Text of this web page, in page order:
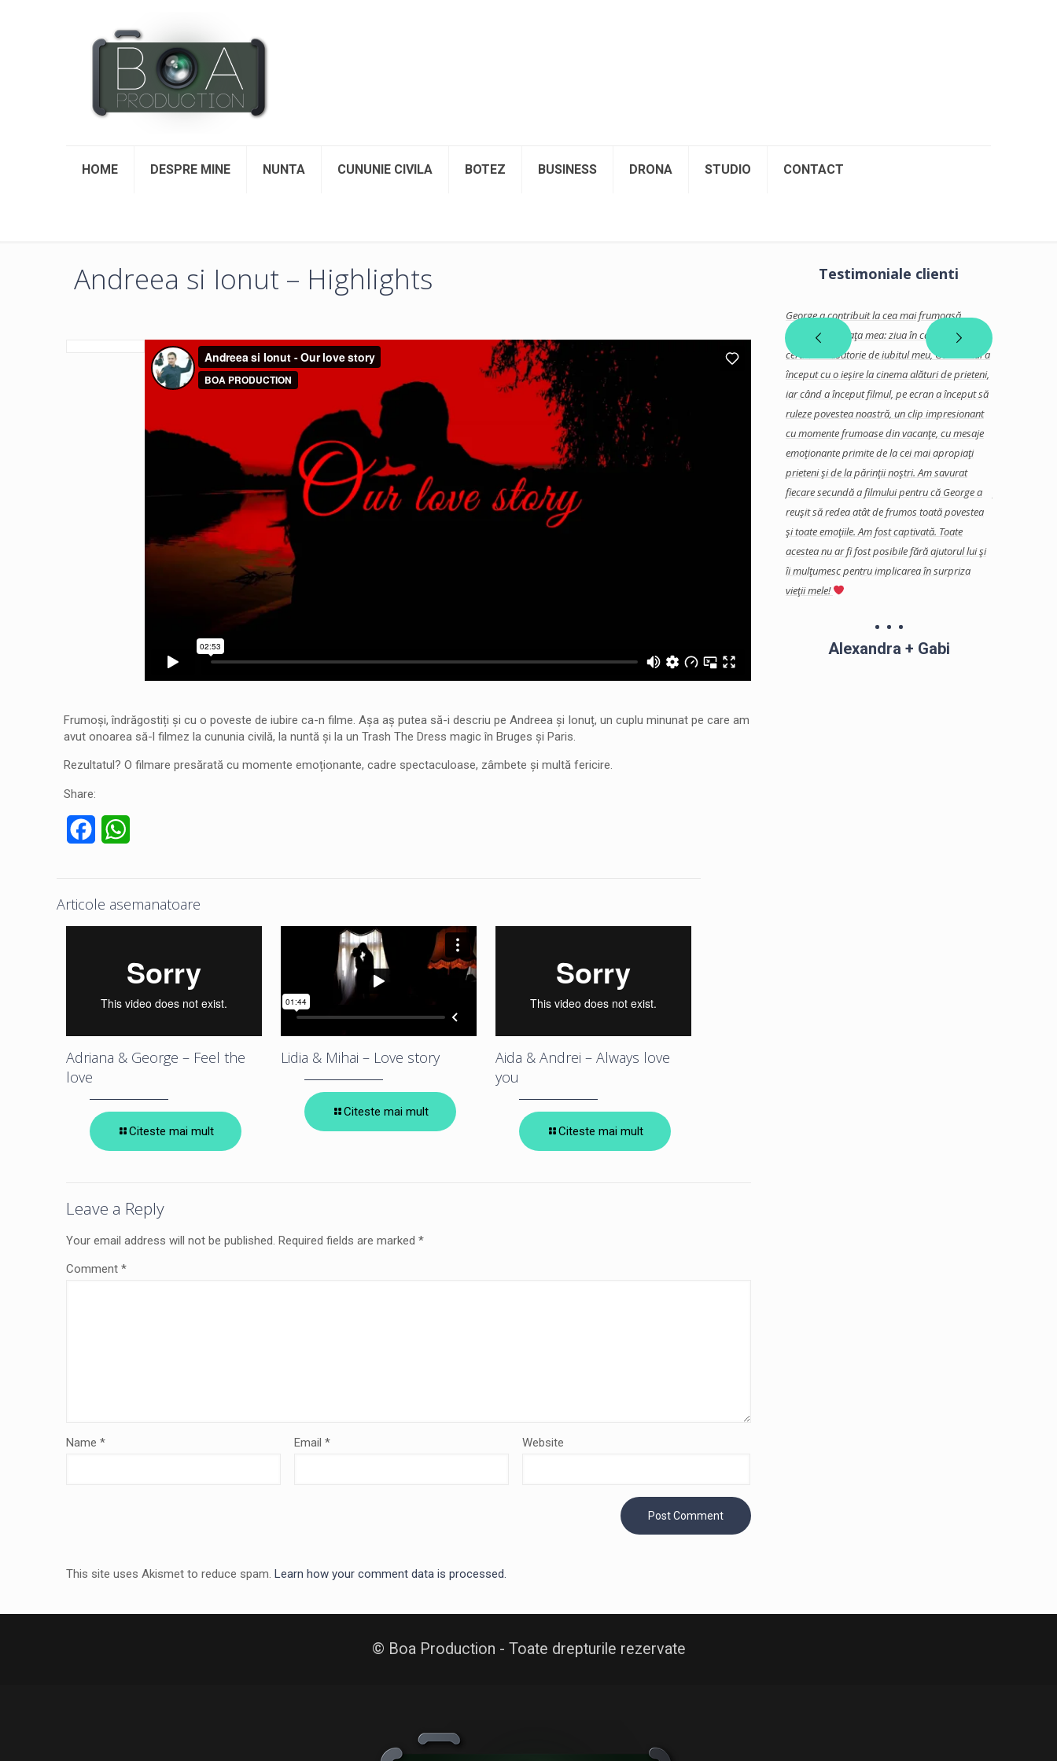
HOME DESPRE MINE NUNTA CUNUNIE CIVILA BOTEZ BUSINESS DRONA STUDIO CONTACT
Andreea si Ionut – Highlights
Frumoși, îndrăgostiți și cu o poveste de iubire ca-n filme. Așa aș putea să-i descriu pe Andreea și Ionuț, un cuplu minunat pe care am
avut onoarea să-l filmez la cununia civilă, la nuntă și la un Trash The Dress magic în Bruges și Paris.
Rezultatul? O filmare presărată cu momente emoționante, cadre spectaculoase, zâmbete și multă fericire.
Share:
Facebook
Articole asemanatoare
Adriana & George – Feel the
love
Citeste mai mult
Lidia & Mihai – Love story
Citeste mai mult
Aida & Andrei – Always love
you
Citeste mai mult
Leave a Reply
Your email address will not be published. Required fields are marked *
Comment *
Name * Email* Website
This site uses Akismet to reduce spam. Learn how your comment data is processed.
Testimoniale clienti
nunta! Am primit filmarea si ne-a placut foarte
mult. Dupa ce am vazut filmarea ne-am dat
seama cum a fost nunta, pentru ca in ziua
nuntii nu prea am fost constienti de ce se
intampla in jurul nostru. Buna impresie pe care
am avut-o dupa nunta este aceeasi pe care am
simtit-o si cand am vazut filmarea, si suntem
extrem de multumiti! Iti dorim numai bine si
mult succes in continuare!
George a contribuit la cea mai frumoasă
surpriză din viaţa mea: ziua în care am fost
cerută în căsătorie de iubitul meu, Gabi.
Totul a
început cu o ieşire la cinema alături de prieteni,
iar când a început filmul, pe ecran a început să
ruleze povestea noastră, un clip impresionant
cu momente frumoase din vacanţe, cu mesaje
emoţionante primite de la cei mai apropiaţi
prieteni şi de la părinţii noştri. Am savurat
fiecare secundă a filmului pentru că George a
reuşit să redea atât de frumos toată povestea
şi toate emoţiile. Am fost captivată. Toate
acestea nu ar fi fost posibile fără ajutorul lui şi
îi mulţumesc pentru implicarea în surpriza
vieţii mele!
Alexandra + Gabi
© Boa Production - Toate drepturile rezervate